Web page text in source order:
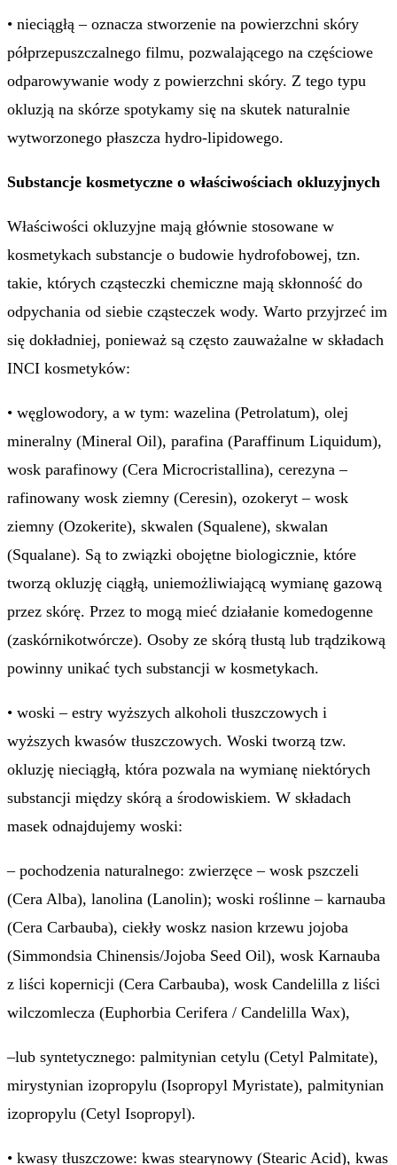
• nieciągłą – oznacza stworzenie na powierzchni skóry
półprzepuszczalnego filmu, pozwalającego na częściowe
odparowywanie wody z powierzchni skóry. Z tego typu
okluzją na skórze spotykamy się na skutek naturalnie
wytworzonego płaszcza hydro-lipidowego.
Substancje kosmetyczne o właściwościach okluzyjnych
Właściwości okluzyjne mają głównie stosowane w
kosmetykach substancje o budowie hydrofobowej, tzn.
takie, których cząsteczki chemiczne mają skłonność do
odpychania od siebie cząsteczek wody. Warto przyjrzeć im
się dokładniej, ponieważ są często zauważalne w składach
INCI kosmetyków:
• węglowodory, a w tym: wazelina (Petrolatum), olej
mineralny (Mineral Oil), parafina (Paraffinum Liquidum),
wosk parafinowy (Cera Microcristallina), cerezyna –
rafinowany wosk ziemny (Ceresin), ozokeryt – wosk
ziemny (Ozokerite), skwalen (Squalene), skwalan
(Squalane). Są to związki obojętne biologicznie, które
tworzą okluzję ciągłą, uniemożliwiającą wymianę gazową
przez skórę. Przez to mogą mieć działanie komedogenne
(zaskórnikotwórcze). Osoby ze skórą tłustą lub trądzikową
powinny unikać tych substancji w kosmetykach.
• woski – estry wyższych alkoholi tłuszczowych i
wyższych kwasów tłuszczowych. Woski tworzą tzw.
okluzję nieciągłą, która pozwala na wymianę niektórych
substancji między skórą a środowiskiem. W składach
masek odnajdujemy woski:
– pochodzenia naturalnego: zwierzęce – wosk pszczeli
(Cera Alba), lanolina (Lanolin); woski roślinne – karnauba
(Cera Carbauba), ciekły woskz nasion krzewu jojoba
(Simmondsia Chinensis/Jojoba Seed Oil), wosk Karnauba
z liści kopernicji (Cera Carbauba), wosk Candelilla z liści
wilczomlecza (Euphorbia Cerifera / Candelilla Wax),
–lub syntetycznego: palmitynian cetylu (Cetyl Palmitate),
mirystynian izopropylu (Isopropyl Myristate), palmitynian
izopropylu (Cetyl Isopropyl).
• kwasy tłuszczowe: kwas stearynowy (Stearic Acid), kwas